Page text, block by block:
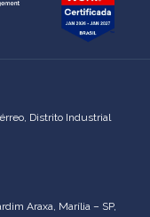
Distrito Industrial
Araxa, Marília – SP,